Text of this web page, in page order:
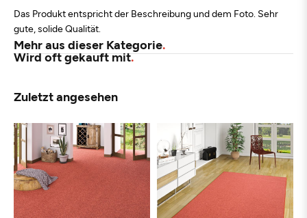
Das Produkt entspricht der Beschreibung und dem Foto. Sehr
gute, solide Qualität.
Mehr aus dieser Kategorie
Wird oft gekauft mit
Zuletzt angesehen